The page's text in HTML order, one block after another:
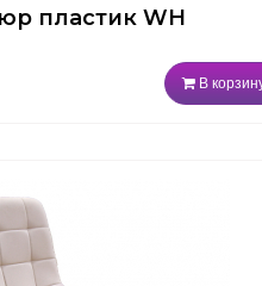
пластик WH
В